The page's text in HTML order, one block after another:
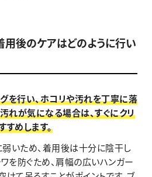
用後のケアはどのように行い
を行い、ホコリや汚れを丁寧に落
れが気になる場合は、すぐにクリ
すめします。
いため、着用後は十分に陰干し
を防ぐため、肩幅の広いハンガー